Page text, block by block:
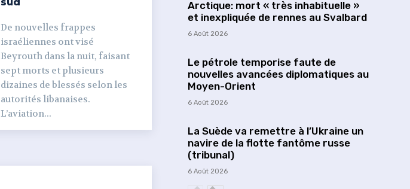
De nouvelles frappes
israéliennes ont visé
Beyrouth dans la nuit, faisant
sept morts et plusieurs
dizaines de blessés selon les
autorités libanaises.
L’aviation...
Arctique: mort « très inhabituelle »
et inexpliquée de rennes au Svalbard
6 Août 2026
Le pétrole temporise faute de
nouvelles avancées diplomatiques au
Moyen-Orient
6 Août 2026
La Suède va remettre à l’Ukraine un
navire de la flotte fantôme russe
(tribunal)
6 Août 2026